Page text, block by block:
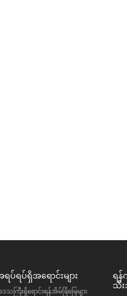
မ
ရပ်ရှိအရောင်းများ
ကြီးရှိရောင်းရန်အိမ်ခြံမြေများ
ရန်
သီး